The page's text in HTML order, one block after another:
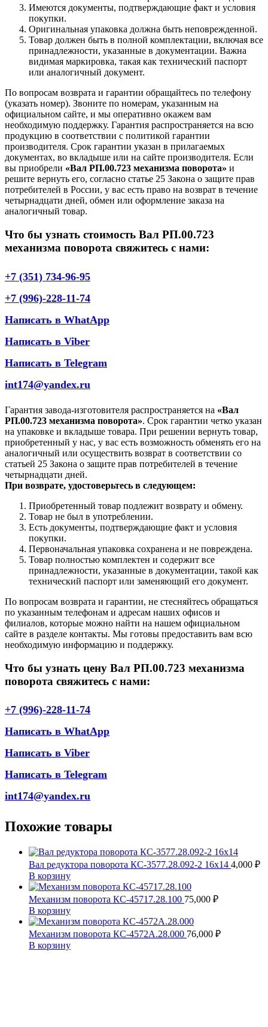
Имеются документы, подтверждающие факт и условия
покупки.
Оригинальная упаковка должна быть неповрежденной.
Товар должен быть в полной комплектации, включая все
принадлежности, указанные в документации. Важна
видимая маркировка, такая как технический паспорт
или аналогичный документ.
По вопросам возврата и гарантии обращайтесь по телефону
(указать номер). Звоните по номерам, указанным на
официальном сайте, и мы оперативно окажем вам
необходимую поддержку. Гарантия распространяется на всю
продукцию в соответствии с политикой гарантии
производителя. Срок гарантии указан в прилагаемых
документах, во вкладыше или на сайте производителя. Если
вы приобрели «Вал РП.00.723 механизма поворота» и
решите вернуть его, согласно статье 25 Закона о защите прав
потребителей в России, у вас есть право на возврат в течение
четырнадцати дней, обмен или оформление заказа на
аналогичный товар.
Что бы узнать стоимость Вал РП.00.723
механизма поворота свяжитесь с нами:
+7 (351) 734-96-95
+7 (996)-228-11-74
Написать в WhatApp
Написать в Viber
Написать в Telegram
int174@yandex.ru
Гарантия завода-изготовителя распространяется на «Вал
РП.00.723 механизма поворота». Срок гарантии четко указан
на упаковке и вкладыше товара. При решении вернуть товар,
приобретенный у нас, у вас есть возможность обменять его на
аналогичный или осуществить возврат в соответствии со
статьей 25 Закона о защите прав потребителей в течение
четырнадцати дней.
При возврате, удостоверьтесь в следующем:
Приобретенный товар подлежит возврату и обмену.
Товар не был в употреблении.
Есть документы, подтверждающие факт и условия
покупки.
Первоначальная упаковка сохранена и не повреждена.
Товар полностью комплектен и содержит все
принадлежности, указанные в документации, такой как
технический паспорт или заменяющий его документ.
По вопросам возврата и гарантии, не стесняйтесь обращаться
по указанным телефонам и адресам наших офисов и
филиалов, которые можно найти на нашем официальном
сайте в разделе контакты. Мы готовы предоставить вам всю
необходимую информацию и поддержку.
Что бы узнать цену Вал РП.00.723 механизма
поворота свяжитесь с нами:
+7 (996)-228-11-74
Написать в WhatApp
Написать в Viber
Написать в Telegram
int174@yandex.ru
Похожие товары
Вал редуктора поворота КС-3577.28.092-2 16х14 4,000 ₽
В корзину
Механизм поворота КС-45717.28.100 75,000 ₽
В корзину
Механизм поворота КС-4572А.28.000 76,000 ₽
В корзину